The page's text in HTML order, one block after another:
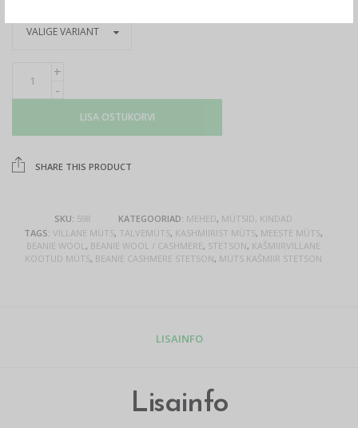
LISA OSTUKORVI
SHARE THIS PRODUCT
SKU: 598 KATEGOORIAD: MEHED, MÜTSID, KINDAD
TAGS: VILLANE MÜTS, TALVEMÜTS, KASHMIIRIST MÜTS, MEESTE MÜTS,
BEANIE WOOL, BEANIE WOOL / CASHMERE, STETSON, KAŠMIIRVILLANE
KOOTUD MÜTS, BEANIE CASHMERE STETSON, MÜTS KAŠMIIR STETSON
LISAINFO
Lisainfo